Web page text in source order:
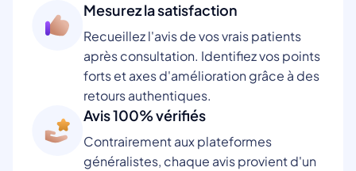
Mesurez la satisfaction
Recueillez l'avis de vos vrais patients
après consultation. Identifiez vos points
forts et axes d'amélioration grâce à des
retours authentiques.
Avis 100% vérifiés
Contrairement aux plateformes
généralistes, chaque avis provient d'un